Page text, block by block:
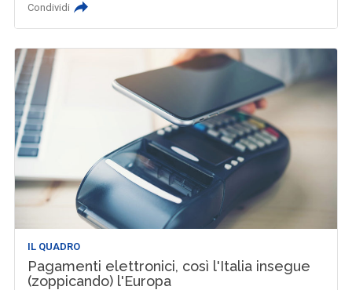
Condividi
IL QUADRO
Pagamenti elettronici, così l'Italia insegue
(zoppicando) l'Europa